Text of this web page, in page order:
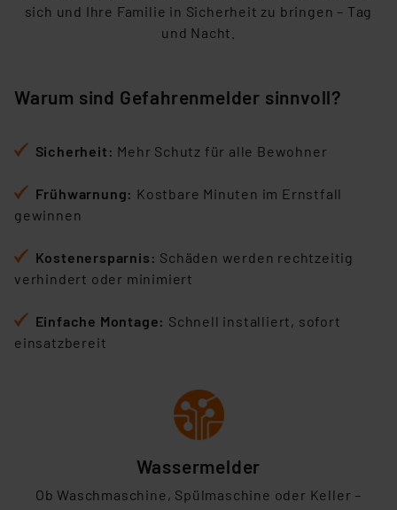
sich und Ihre Familie in Sicherheit zu bringen – Tag
und Nacht.
Warum sind Gefahrenmelder sinnvoll?
Sicherheit: Mehr Schutz für alle Bewohner
Frühwarnung: Kostbare Minuten im Ernstfall
gewinnen
Kostenersparnis : Schäden werden rechtzeitig
verhindert oder minimiert
Einfache Montage: Schnell installiert, sofort
einsatzbereit
Wassermelder
Ob Waschmaschine, Spülmaschine oder Keller –